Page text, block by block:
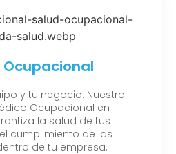
Ocupacional
y tu negocio. Nuestro
Ocupacional en
la salud de tus
cumplimiento de las
de tu empresa.